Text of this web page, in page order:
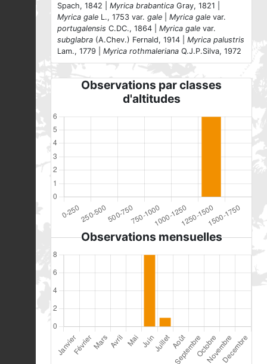
Spach, 1842 | Myrica brabantica Gray, 1821 |
Myrica gale L., 1753 var. gale Myrica gale var.
portugalensis C.DC., 1864 | Myrica gale var.
subglabra (A.Chev.) Fernald, 1914 | Myrica palustris
Lam., 1779 | Myrica rothmaleriana Q.J.P.Silva, 1972
Observations par classes
d'altitudes
Observations mensuelles